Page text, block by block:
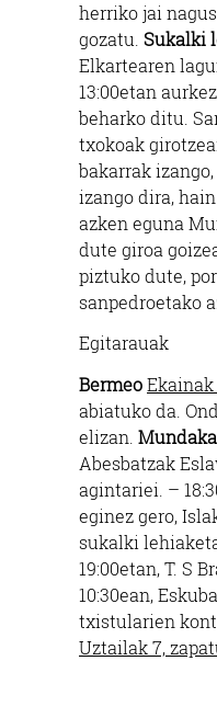
herriko jai
gozatu. Sukalki
Elkartearen
13:00etan
beharko ditu.
txokoak
bakarrak
izango dira,
azken eguna
dute giroa
piztuko dute,
sanpedroetako
Egitarauak
BermeoEkainak
abiatuko da.
elizan. Mundaka
Abesbatzak
agintariei. –
eginez gero,
sukalki
19:00etan, T. S
10:30ean,
txistularien
Uztailak 7,